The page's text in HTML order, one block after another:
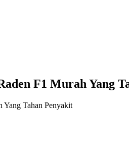
F1 Murah Yang
Yang Tahan Penyakit